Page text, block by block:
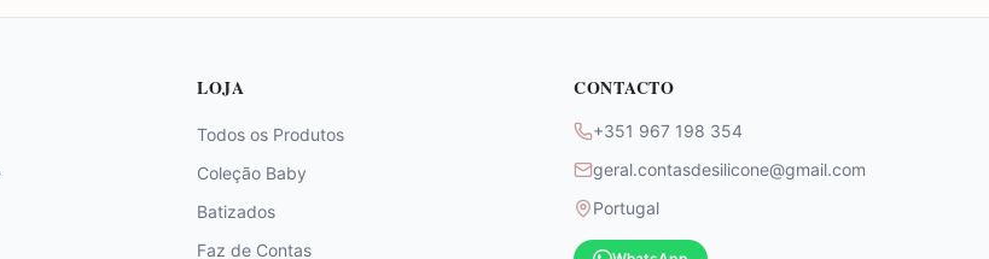
LOJA
Todos os Produtos
Coleção Baby
Batizados
Faz de Contas
CONTACTO
+351 967 198 354
geral.contasdesilicone@gmail.com
Portugal